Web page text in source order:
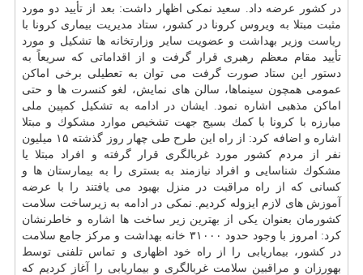
در كشور عرضه داد. سعید نمكی اظهار داشت: بعد از تأیید دو مورد
مثبت مبتلا به ویروس كرونا در كشور، ستاد مدیریت بیماری كرونا با
ریاست وزیر بهداشت و عضویت سایر وزارتخانه ها تشكیل و مورد
تأیید مقام معظم رهبری قرار گرفت و از اقداماتی كه سریعاً به
دستور این ستاد صورت گرفت می توان به تعطیلی برخی اماكن
عمومی همچون سینماها، سالن های نمایش، لغو كنسرت ها و حتی
اماكن مذهبی اشاره نمود. ایشان در ادامه به تشكیل كمپین ملی
مبارزه با كرونا با كمك بسیج جهت تشخیص موارد مشكوك و مبتلا
اشاره و اضافه كرد: از راه این طرح طی چهار روز گذشته ۱۵ میلیون
نفر از مردم كشور مورد غربالگری قرار گرفته و افراد مبتلا یا
مشكوك شناسایی و افراد نیازمند به بستری را به بیمارستان ها و
كسانی كه از راه مراقبت در منزل بهبود می یافتند را با عرضه
آموزش های لازم ایزوله كردیم. نمكی در ادامه به زیرساخت سلامت
كشورمان بعنوان یكی از بهترین زیر ساخت ها اشاره و خاطرنشان
كرد: امروز با وجود حدود ۳۱۰۰۰ خانه بهداشت و مركز جامع سلامت
در كشور، بیماریابی را از راه خود اظهاری و تماس تلفنی توسط
بهورزان و مراقبین سلامت غربالگری و بیماریابی را آغاز كردیم كه